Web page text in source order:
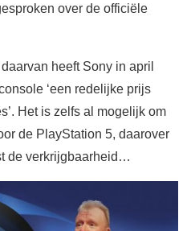
over de officiële
heeft Sony in april
‘een redelijke prijs
Het is zelfs al mogelijk om
de PlayStation 5, daarover
de verkrijgbaarheid…